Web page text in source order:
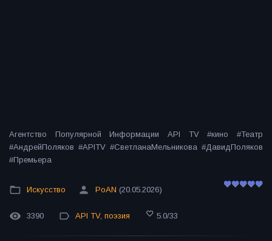
Агентство Популярной Информации API TV #кино #Театр
#АндрейПоляков #APITV #СветланаМельникова #ДавидПоляков
#Премьера
Искусство PoAN (20.05.2026)
3390 API TV, поэзия 5.0/33